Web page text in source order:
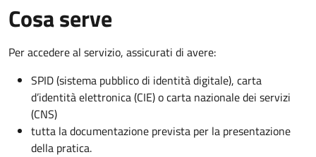
Cosa serve
Per accedere al servizio, assicurati di avere:
SPID (sistema pubblico di identità digitale), carta
d’identità elettronica (CIE) o carta nazionale dei servizi
(CNS)
tutta la documentazione prevista per la presentazione
della pratica.